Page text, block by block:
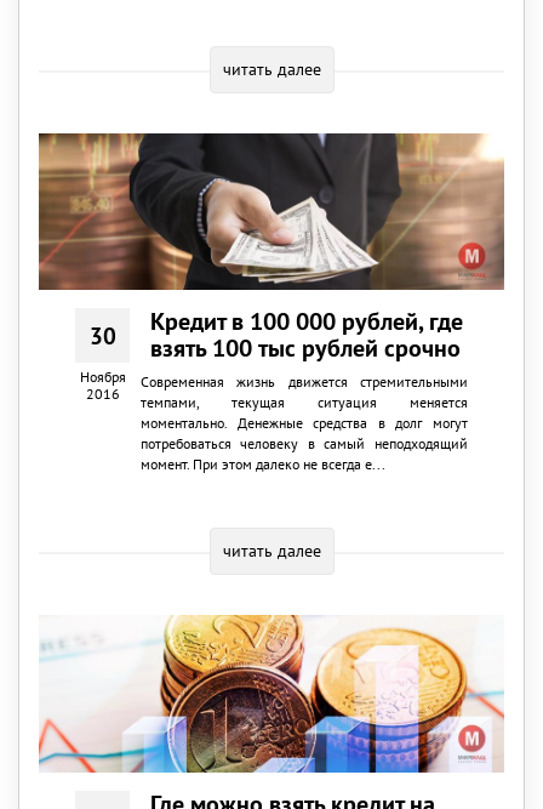
читать далее
30
Ноября
2016
Кредит в 100 000 рублей, где
взять 100 тыс рублей срочно
Современная жизнь движется стремительными
темпами, текущая ситуация меняется
моментально. Денежные средства в долг могут
потребоваться человеку в самый неподходящий
момент. При этом далеко не всегда е...
читать далее